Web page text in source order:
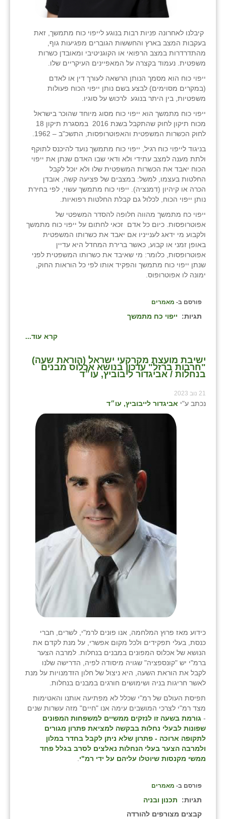
קיבלנו לאחרונה פניות רבות בנוגע לייפוי כוח מתמשך, זאת
בעקבות המצב בארץ והחששות הגוברים מפגיעות גוף,
מהתדרדרות במצב הרפואי או הקוגניטיבי ומאובדן כשרות
משפטית. נעמוד בקצרה על המאפיינים העיקריים שלו.
ייפוי כוח הוא מסמך הנותן הרשאה לעורך דין או לאדם
(במקרים מסוימים) לבצע בשם נותן ייפוי הכוח פעולות
משפטיות, בין היתר בנוגע לרכוש על סוגיו.
ייפוי כוח מתמשך הוא ייפוי כוח מסוג מיוחד שהוכר בישראל
מכוח תיקון לחוק שהתקבל בשנת 2016 במסגרת תיקון 18
לחוק הכשרות המשפטית והאפוטרופסות, התשכ"ב – 1962.
בניגוד לייפוי כוח רגיל, ייפוי כוח מתמשך נועד להיכנס לתוקף
ולתת מענה למצב עתידי ולא ודאי שבו האדם שנתן את ייפוי
הכוח יאבד את הכשרות המשפטית שלו ולא יוכל לקבל
החלטות בעצמו, למשל: במצבים של פציעה קשה, אובדן
הכרה או קיהיון (דמנציה). ייפוי כוח מתמשך עשוי, לפי בחירת
נותן ייפוי הכוח, לכלול גם קבלת החלטות רפואיות.
ייפוי כח מתמשך מהווה חלופה להסדר המשפטי של
אפוטרופסות. כיום כל אדם זכאי לחתום על ייפוי כוח מתמשך
ולקבוע מי ידאג לענייניו אם יאבד את כשרותו המשפטית
באופן זמני או קבוע, כאשר ברירת המחדל היא עדיין
אפוטרופסות, כלומר: מי שאיבד את כשרותו המשפטית לפני
שנתן ייפוי כוח מתמשך והפקיד אותו לפי כל הוראות החוק,
ימונה לו אפוטרופוס.
פורסם ב- מאמרים
תגיות: ייפוי כח מתמשך
קרא עוד...
ישיבת מועצת מקרקעי ישראל (הוראת שעה)
"חרבות ברזל" עדכון בנושא אכלוס מבנים
בנחלות / אביגדור ליבוביץ, עו״ד
21 נוב 2023
נכתב ע"י אביגדור לייבוביץ, עו״ד
כידוע מאז פרוץ המלחמה, אנו פונים לרמ"י, לשרים, חברי
כנסת, בעלי תפקידים ולכל מקום אפשרי, על מנת לקדם את
הנושא של אכלוס המפונים במבנים בנחלות. למרבה הצער
ברמ"י יש "קונספציה" שגויה מיסודה לפיה, הדרישה שלנו
לקבל את הוראת השעה, היא ניצול של חלון הזדמנויות על מנת
לאשר חריגות בניה ושימושים חורגים במבנים בנחלות.
תפיסת העולם של רמ"י שכלל לא מפתיעה אותנו והאטימות
מצד רמ"י לצרכי המושבים עימה אנו "חיים" מזה עשרות שנים
- גורמת בשעה זו לנזקים ממשיים למשפחות המפונים
שפונות לבעלי נחלות בבקשה למציאת פתרון מגורים
לתקופה ארוכה - פתרון שלא ניתן לקבל בחדר במלון
ולמרבה הצער בעלי הנחלות נאלצים לסרב בגלל פחד
ממשי מקנסות שיוטלו עליהם על ידי רמ"י
פורסם ב- מאמרים
תגיות:
תכנון ובניה
קבצים מצורפים להורדה